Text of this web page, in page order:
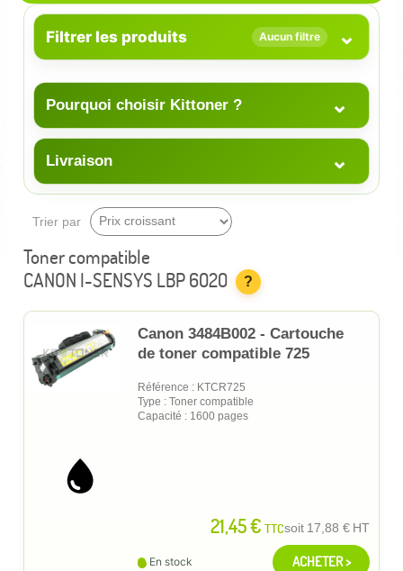
Filtrer les produits Aucun filtre ⌄
Pourquoi choisir Kittoner ? ⌄
Livraison ⌄
Trier par
Toner compatible
CANON I-SENSYS LBP 6020
?
Canon 3484B002 - Cartouche
de toner compatible 725
Référence : KTCR725
Type : Toner compatible
Capacité : 1600 pages
21,45 € TTCsoit 17,88 € HT
En stock ACHETER >